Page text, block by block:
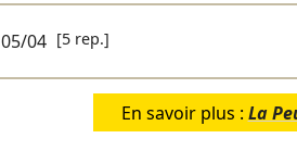
05/04 [5 rep.]
En savoir plus : La